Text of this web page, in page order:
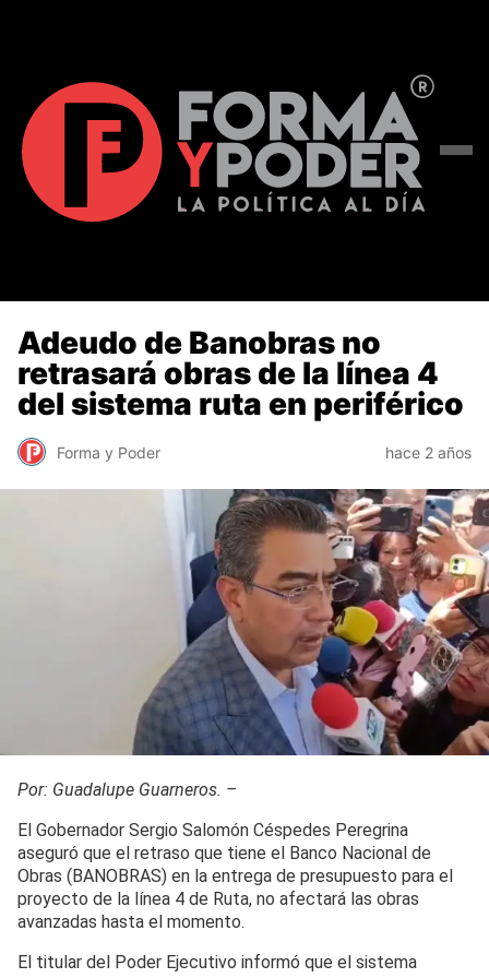
Adeudo de Banobras no
retrasará obras de la línea 4
del sistema ruta en periférico
Forma y Poder hace 2 años
Por: Guadalupe Guarneros. –
El Gobernador Sergio Salomón Céspedes Peregrina
aseguró que el retraso que tiene el Banco Nacional de
Obras (BANOBRAS) en la entrega de presupuesto para el
proyecto de la línea 4 de Ruta, no afectará las obras
avanzadas hasta el momento.
El titular del Poder Ejecutivo informó que el sistema